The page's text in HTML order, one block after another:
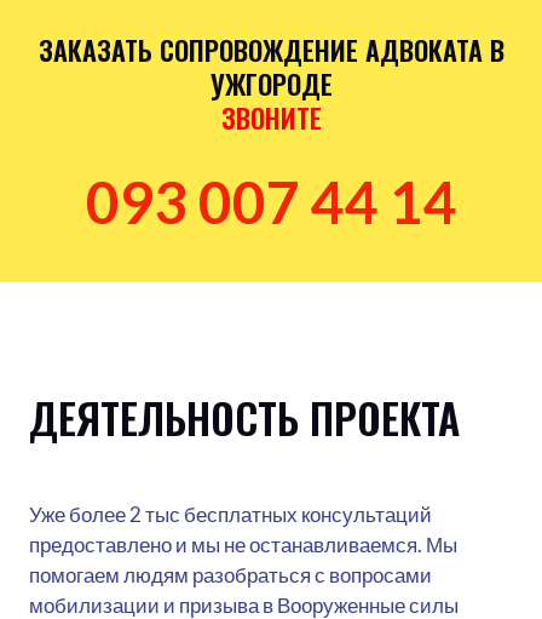
ЗАКАЗАТЬ СОПРОВОЖДЕНИЕ АДВОКАТА В
УЖГОРОДЕ
ЗВОНИТЕ
093 007 44 14
ДЕЯТЕЛЬНОСТЬ ПРОЕКТА
Уже более 2 тыс бесплатных консультаций
предоставлено и мы не останавливаемся. Мы
помогаем людям разобраться с вопросами
мобилизации и призыва в Вооруженные силы